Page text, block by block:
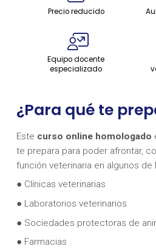
Precio reducido
Equipo docente
especializado
¿Para qué te
Este curso online homologado
te prepara para poder afrontar,
función veterinaria en algunos
● Clínicas veterinarias
● Laboratorios veterinarios
● Sociedades protectoras de
● Farmacias